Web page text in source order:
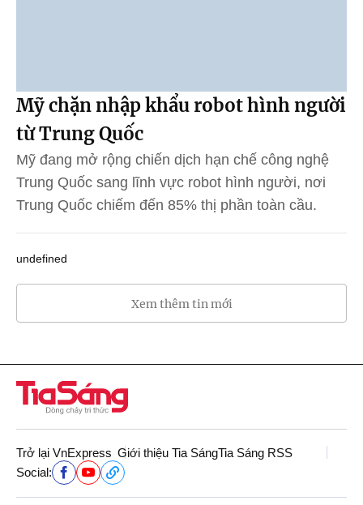
Mỹ chặn nhập khẩu robot hình người
từ Trung Quốc
Mỹ đang mở rộng chiến dịch hạn chế công nghệ
Trung Quốc sang lĩnh vực robot hình người, nơi
Trung Quốc chiếm đến 85% thị phần toàn cầu.
undefined
Xem thêm tin mới
Trở lại VnExpress Giới thiệu Tia SángTia Sáng RSS
Social: